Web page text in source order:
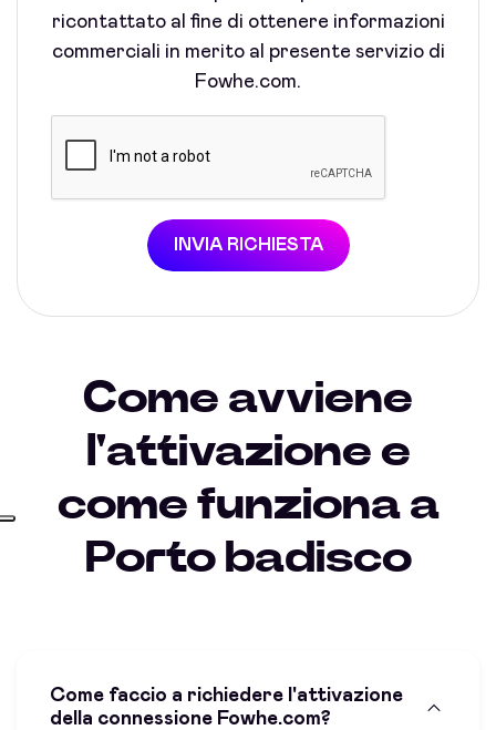
ricontattato al fine di ottenere informazioni
commerciali in merito al presente servizio di
Fowhe.com.
INVIA RICHIESTA
Come avviene
l'attivazione e
come funziona a
Porto badisco
Come faccio a richiedere l'attivazione
della connessione Fowhe.com?